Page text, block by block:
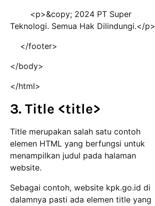
<p>&copy; 2024 PT Super
Teknologi. Semua Hak Dilindungi.</p>
</footer>
</body>
</html>
3. Title <title>
Title merupakan salah satu contoh
elemen HTML yang berfungsi untuk
menampilkan judul pada halaman
website.
Sebagai contoh, website kpk.go.id di
dalamnya pasti ada elemen title yang